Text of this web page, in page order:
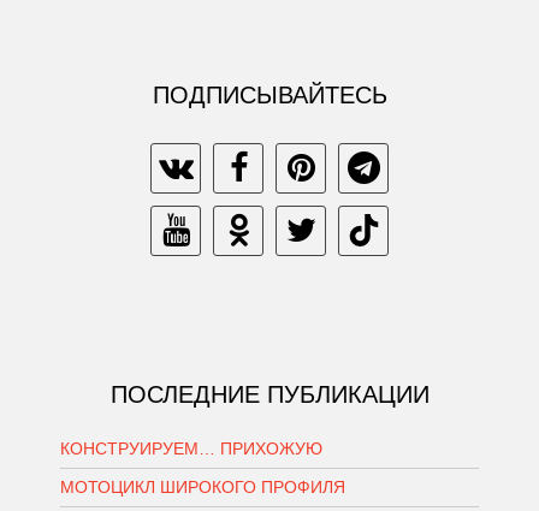
ПОДПИСЫВАЙТЕСЬ
ПОСЛЕДНИЕ ПУБЛИКАЦИИ
КОНСТРУИРУЕМ… ПРИХОЖУЮ
МОТОЦИКЛ ШИРОКОГО ПРОФИЛЯ